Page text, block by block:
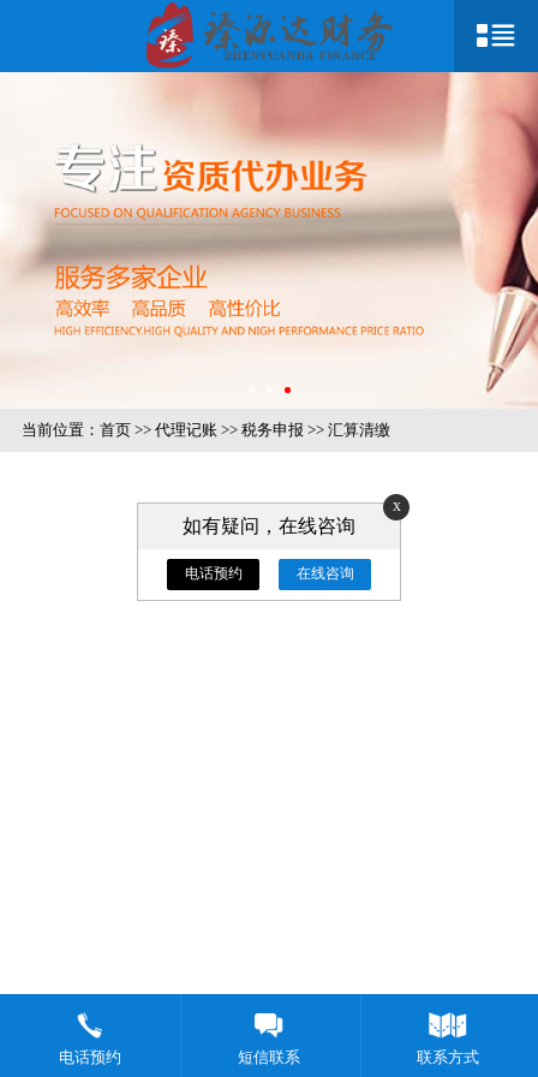
当前位置： 首页>> 代理记账>> 税务申报 >> 汇算清缴
电话预约 短信联系 联系方式
x
如有疑问，在线咨询
电话预约 在线咨询